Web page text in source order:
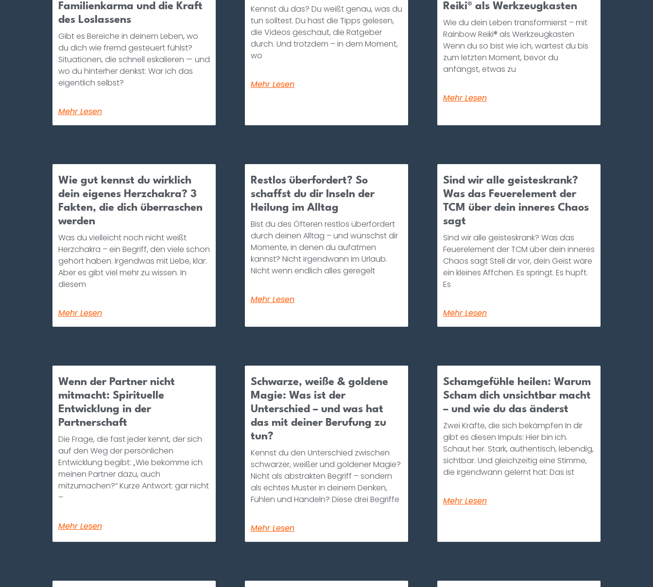
Familienkarma und die Kraft
des Loslassens
Gibt es Bereiche in deinem Leben, wo
du dich wie fremd gesteuert fühlst?
Situationen, die schnell eskalieren — und
wo du hinterher denkst: War ich das
eigentlich selbst?
Mehr Lesen
Kennst du das? Du weißt genau, was du
tun solltest. Du hast die Tipps gelesen,
die Videos geschaut, die Ratgeber
durch. Und trotzdem – in dem Moment,
wo
Mehr Lesen
Reiki® als Werkzeugkasten
Wie du dein Leben transformierst – mit
Rainbow Reiki® als Werkzeugkasten
Wenn du so bist wie ich, wartest du bis
zum letzten Moment, bevor du
anfängst, etwas zu
Mehr Lesen
Wie gut kennst du wirklich
dein eigenes Herzchakra? 3
Fakten, die dich überraschen
werden
Was du vielleicht noch nicht weißt
Herzchakra – ein Begriff, den viele schon
gehört haben. Irgendwas mit Liebe, klar.
Aber es gibt viel mehr zu wissen. In
diesem
Mehr Lesen
Restlos überfordert? So
schaffst du dir Inseln der
Heilung im Alltag
Bist du des Öfteren restlos überfordert
durch deinen Alltag – und wünschst dir
Momente, in denen du aufatmen
kannst? Nicht irgendwann im Urlaub.
Nicht wenn endlich alles geregelt
Mehr Lesen
Sind wir alle geisteskrank?
Was das Feuerelement der
TCM über dein inneres Chaos
sagt
Sind wir alle geisteskrank? Was das
Feuerelement der TCM über dein inneres
Chaos sagt Stell dir vor, dein Geist wäre
ein kleines Äffchen. Es springt. Es hüpft.
Es
Mehr Lesen
Wenn der Partner nicht
mitmacht: Spirituelle
Entwicklung in der
Partnerschaft
Die Frage, die fast jeder kennt, der sich
auf den Weg der persönlichen
Entwicklung begibt: „Wie bekomme ich
meinen Partner dazu, auch
mitzumachen?“ Kurze Antwort: gar nicht
–
Mehr Lesen
Schwarze, weiße & goldene
Magie: Was ist der
Unterschied – und was hat
das mit deiner Berufung zu
tun?
Kennst du den Unterschied zwischen
schwarzer, weißer und goldener Magie?
Nicht als abstrakten Begriff – sondern
als echtes Muster in deinem Denken,
Fühlen und Handeln? Diese drei Begriffe
Mehr Lesen
Schamgefühle heilen: Warum
Scham dich unsichtbar macht
– und wie du das änderst
Zwei Kräfte, die sich bekämpfen In dir
gibt es diesen Impuls: Hier bin ich.
Schaut her. Stark, authentisch, lebendig,
sichtbar. Und gleichzeitig eine Stimme,
die irgendwann gelernt hat: Das ist
Mehr Lesen